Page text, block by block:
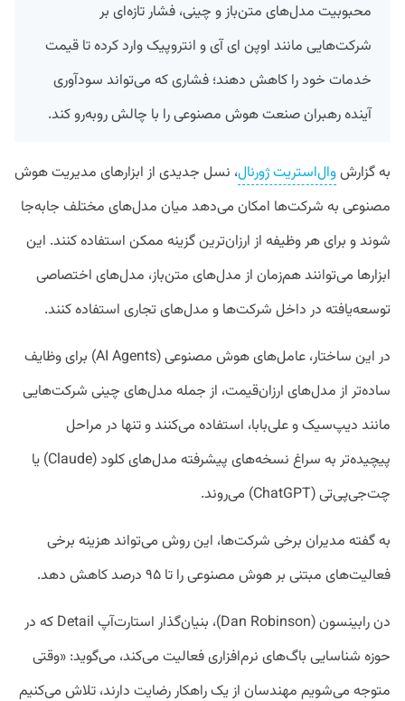
محبوبیت مدل‌های متن‌باز و چینی، فشار تازه‌ای بر
شرکت‌هایی مانند اوپن ای آی و انتروپیک وارد کرده تا قیمت
خدمات خود را کاهش دهند؛ فشاری که می‌تواند سودآوری
آینده رهبران صنعت هوش مصنوعی را با چالش روبه‌رو کند.
به گزارشوال‌استریت ژورنال، نسل جدیدی از ابزارهای مدیریت هوش
مصنوعی به شرکت‌ها امکان می‌دهد میان مدل‌های مختلف جابه‌جا
شوند و برای هر وظیفه از ارزان‌ترین گزینه ممکن استفاده کنند. این
ابزارها می‌توانند هم‌زمان از مدل‌های متن‌باز، مدل‌های اختصاصی
توسعه‌یافته در داخل شرکت‌ها و مدل‌های تجاری استفاده کنند.
در این ساختار، عامل‌های هوش مصنوعی (AI Agents) برای وظایف
ساده‌تر از مدل‌های ارزان‌قیمت، از جمله مدل‌های چینی شرکت‌هایی
مانند دیپ‌سیک و علی‌بابا، استفاده می‌کنند و تنها در مراحل
پیچیده‌تر به سراغ نسخه‌های پیشرفته مدل‌های کلود (Claude) یا
چت‌جی‌پی‌تی (ChatGPT) می‌روند.
به گفته مدیران برخی شرکت‌ها، این روش می‌تواند هزینه برخی
فعالیت‌های مبتنی بر هوش مصنوعی را تا ۹۵ درصد کاهش دهد.
دن رابینسون (Dan Robinson)، بنیان‌گذار استارت‌آپ Detail که در
حوزه شناسایی باگ‌های نرم‌افزاری فعالیت می‌کند، می‌گوید: «وقتی
متوجه می‌شویم مهندسان از یک راهکار رضایت دارند، تلاش می‌کنیم